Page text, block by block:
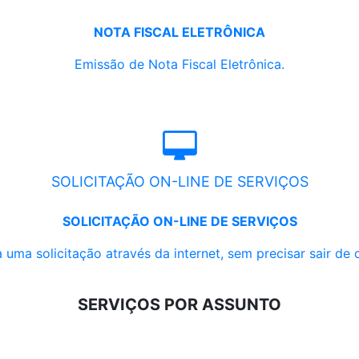
NOTA FISCAL ELETRÔNICA
Emissão de Nota Fiscal Eletrônica.
SOLICITAÇÃO ON-LINE DE SERVIÇOS
SOLICITAÇÃO ON-LINE DE SERVIÇOS
uma solicitação através da internet, sem precisar sair de
SERVIÇOS POR ASSUNTO